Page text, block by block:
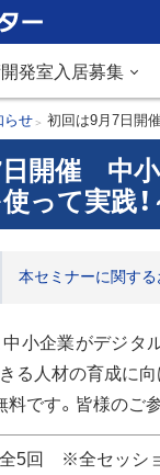
発室入居募集
らせ 初回は9月7日開
開催 中
って実践！
本セミナーに関す
小企業がデジタ
る人材の育成に向
です。皆様のご
全5回 ※全セッショ